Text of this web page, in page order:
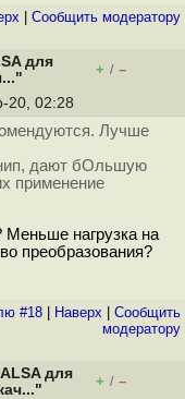
Cообщить модератору
для
+ / –
20, 02:28
Лучше
дают бОльшую
применение
нагрузка на
преобразования?
#18 Наверх
Cообщить
модератору
для
+ / –